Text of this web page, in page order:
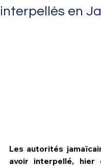
interpellés en
Les autorités
avoir interpellé, hier